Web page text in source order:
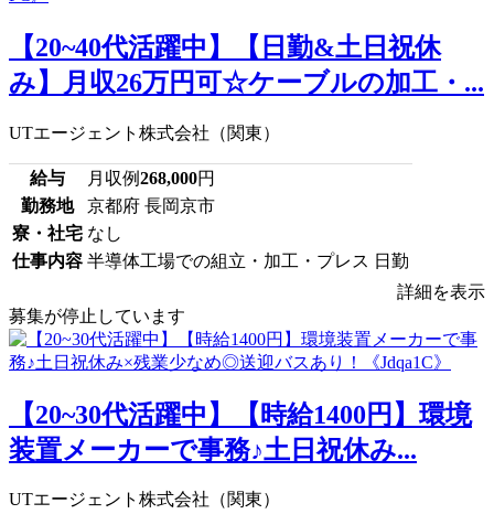
【20~40代活躍中】【日勤&土日祝休
み】月収26万円可☆ケーブルの加工・...
UTエージェント株式会社（関東）
給与 月収例268,000円
勤務地
京都府 長岡京市
寮・社宅 なし
仕事内容 半導体工場での組立・加工・プレス 日勤
詳細を表示
募集が停止しています
【20~30代活躍中】【時給1400円】環境
装置メーカーで事務♪土日祝休み...
UTエージェント株式会社（関東）